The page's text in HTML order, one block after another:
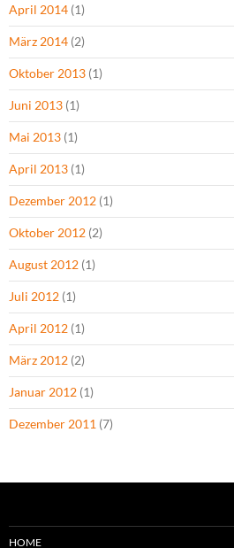
April 2014 (1)
März 2014 (2)
Oktober 2013 (1)
Juni 2013 (1)
Mai 2013 (1)
April 2013 (1)
Dezember 2012 (1)
Oktober 2012 (2)
August 2012 (1)
Juli 2012 (1)
April 2012 (1)
März 2012 (2)
Januar 2012 (1)
Dezember 2011 (7)
HOME